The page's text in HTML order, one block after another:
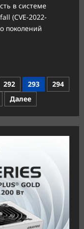
в системе
(CVE-2022-
поколений
292 293
294
Далее